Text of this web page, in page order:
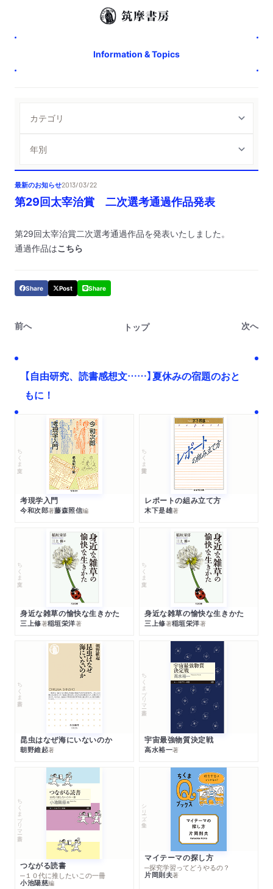
Information & Topics
最新のお知らせ2013/03/22
第29回太宰治賞 二次選考通過作品発表
第29回太宰治賞二次選考通過作品を発表いたしました。
通過作品はこちら
Share Post Share
前へ トップ 次へ
【自由研究、読書感想文……】夏休みの宿題のおと
もに！
ちくま文庫
考現学入門
今和次郎著藤森照信編
ちくま学芸文庫
レポートの組み立て方
木下是雄著
ちくま文庫
身近な雑草の愉快な生きかた
三上修著稲垣栄洋著
ちくま文庫
身近な雑草の愉快な生きかた
三上修著稲垣栄洋著
ちくま新書
昆虫はなぜ海にいないのか
朝野維起著
ちくまプリマー新書
宇宙最強物質決定戦
高水裕一著
ちくまプリマー新書
つながる読書
─１０代に推したいこの一冊
小池陽慈編
シリーズ・全集
マイテーマの探し方
─探究学習ってどうやるの？
片岡則夫著